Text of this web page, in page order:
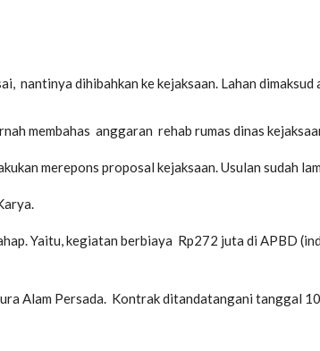
nantinya dihibahkan ke kejaksaan. Lahan dimaksud
membahas anggaran rehab rumas dinas
merepons proposal kejaksaan. Usulan sudah
Yaitu, kegiatan berbiaya Rp272 juta di APBD
Alam Persada. Kontrak ditandatangani tanggal